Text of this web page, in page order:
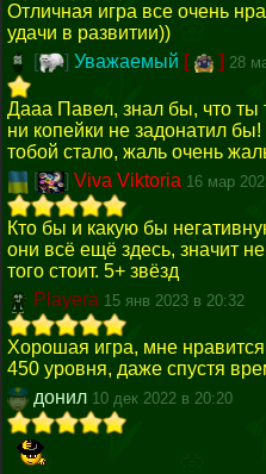
Отличная игра все очень
удачи в развитии))
[
] Уважаемый [ ] 28
Дааа Павел, знал бы, что ты
ни копейки не задонатил
тобой стало, жаль очень
[
] Viva Viktoria 16 мар
Кто бы и какую бы
они всё ещё здесь, значит
того стоит. 5+ звёзд
Playera 15 янв 2023 в 20:32
Хорошая игра, мне
450 уровня, даже спустя
донил 10 дек 2022 в 20:20